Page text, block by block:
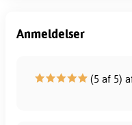
Anmeldelser
(5 af 5)